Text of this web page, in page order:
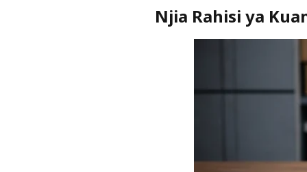
Njia Rahisi ya